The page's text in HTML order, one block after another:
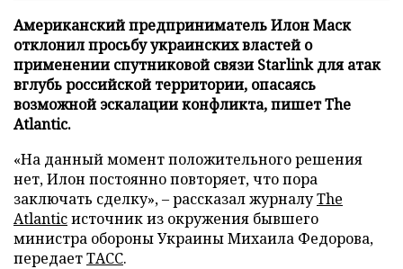
Американский предприниматель Илон Маск
отклонил просьбу украинских властей о
применении спутниковой связи Starlink для атак
вглубь российской территории, опасаясь
возможной эскалации конфликта, пишет The
Atlantic.
«На данный момент положительного решения
нет, Илон постоянно повторяет, что пора
заключать сделку», – рассказал журналуThe
Atlanticисточник из окружения бывшего
министра обороны Украины Михаила Федорова,
передаетТАСС.